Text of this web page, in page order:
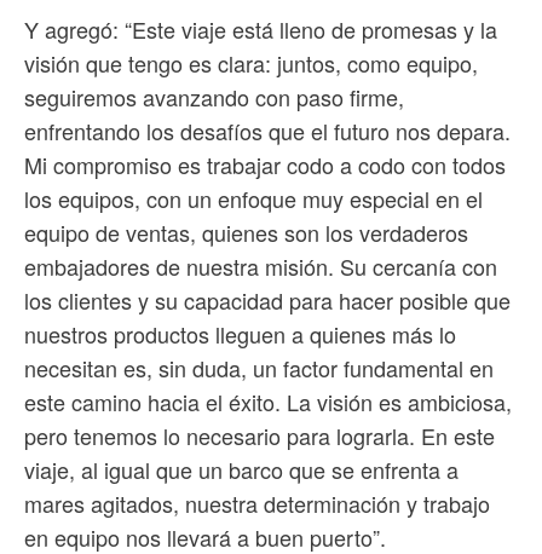
Y agregó: “Este viaje está lleno de promesas y la
visión que tengo es clara: juntos, como equipo,
seguiremos avanzando con paso firme,
enfrentando los desafíos que el futuro nos depara.
Mi compromiso es trabajar codo a codo con todos
los equipos, con un enfoque muy especial en el
equipo de ventas, quienes son los verdaderos
embajadores de nuestra misión. Su cercanía con
los clientes y su capacidad para hacer posible que
nuestros productos lleguen a quienes más lo
necesitan es, sin duda, un factor fundamental en
este camino hacia el éxito. La visión es ambiciosa,
pero tenemos lo necesario para lograrla. En este
viaje, al igual que un barco que se enfrenta a
mares agitados, nuestra determinación y trabajo
en equipo nos llevará a buen puerto”.